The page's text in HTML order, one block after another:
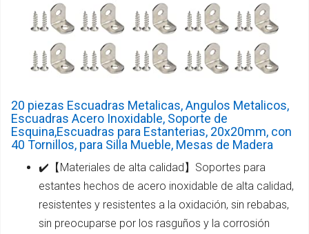
20 piezas Escuadras Metalicas, Angulos Metalicos,
Escuadras Acero Inoxidable, Soporte de
Esquina,Escuadras para Estanterias, 20x20mm, con
40 Tornillos, para Silla Mueble, Mesas de Madera
✔️【Materiales de alta calidad】Soportes para
estantes hechos de acero inoxidable de alta calidad,
resistentes y resistentes a la oxidación, sin rebabas,
sin preocuparse por los rasguños y la corrosión